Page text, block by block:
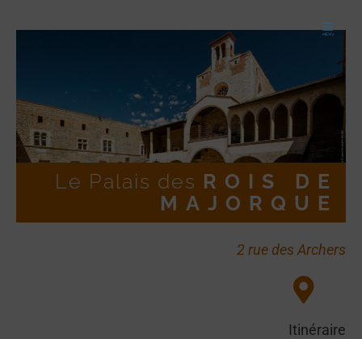
Le Palais des ROIS DE
MAJORQUE
2 rue des Archers
Itinéraire